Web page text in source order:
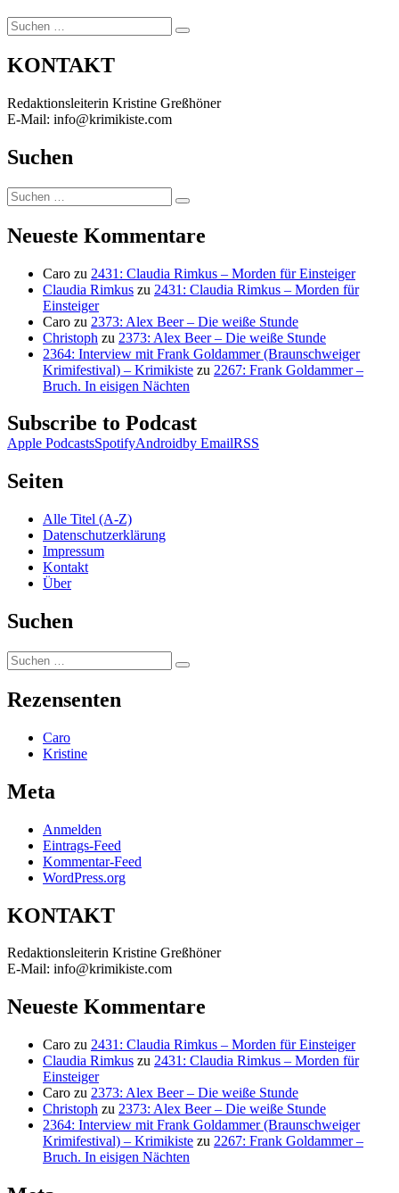
Suchen
nach:
Suchen
KONTAKT
Redaktionsleiterin Kristine Greßhöner
E-Mail: info@krimikiste.com
Suchen
Suchen
nach:
Suchen
Neueste Kommentare
Caro zu 2431: Claudia Rimkus – Morden für Einsteiger
Claudia Rimkus zu 2431: Claudia Rimkus – Morden für
Einsteiger
Caro zu 2373: Alex Beer – Die weiße Stunde
Christoph zu 2373: Alex Beer – Die weiße Stunde
2364: Interview mit Frank Goldammer (Braunschweiger
Krimifestival) – Krimikiste zu 2267: Frank Goldammer –
Bruch. In eisigen Nächten
Subscribe to Podcast
Apple PodcastsSpotifyAndroidby EmailRSS
Seiten
Alle Titel (A-Z)
Datenschutzerklärung
Impressum
Kontakt
Über
Suchen
Suchen
nach:
Suchen
Rezensenten
Caro
Kristine
Meta
Anmelden
Eintrags-Feed
Kommentar-Feed
WordPress.org
KONTAKT
Redaktionsleiterin Kristine Greßhöner
E-Mail: info@krimikiste.com
Neueste Kommentare
Caro zu 2431: Claudia Rimkus – Morden für Einsteiger
Claudia Rimkus zu 2431: Claudia Rimkus – Morden für
Einsteiger
Caro zu 2373: Alex Beer – Die weiße Stunde
Christoph zu 2373: Alex Beer – Die weiße Stunde
2364: Interview mit Frank Goldammer (Braunschweiger
Krimifestival) – Krimikiste zu 2267: Frank Goldammer –
Bruch. In eisigen Nächten